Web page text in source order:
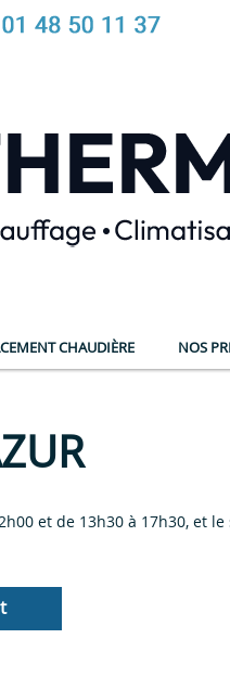
CHAUDIÈRE NOS
et de 13h30 à 17h30, et